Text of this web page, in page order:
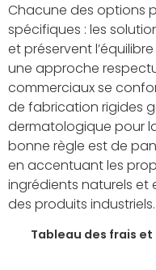
Chacune des options
spécifiques : les
et préservent
une approche
commerciaux se
de fabrication rigides
dermatologique pour
bonne règle est de
en accentuant les
ingrédients naturels et
des produits industriels.
Tableau des frais